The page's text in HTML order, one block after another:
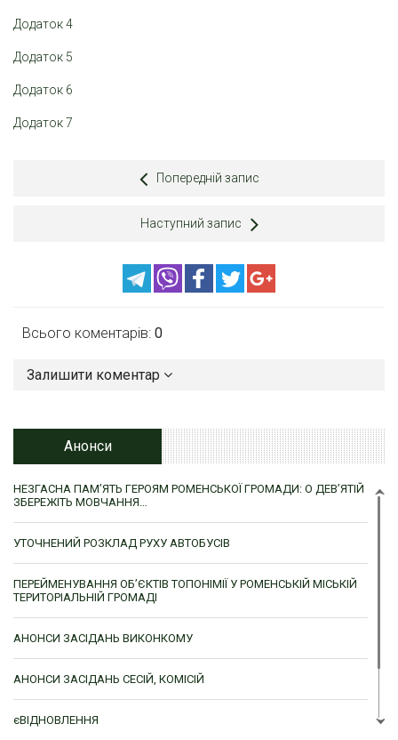
Додаток 4
Додаток 5
Додаток 6
Додаток 7
Попередній запис
Наступний запис
Всього коментарів: 0
Залишити коментар
Анонси
НЕЗГАСНА ПАМ’ЯТЬ ГЕРОЯМ РОМЕНСЬКОЇ ГРОМАДИ: О ДЕВ’ЯТІЙ
ЗБЕРЕЖІТЬ МОВЧАННЯ…
УТОЧНЕНИЙ РОЗКЛАД РУХУ АВТОБУСІВ
ПЕРЕЙМЕНУВАННЯ ОБ’ЄКТІВ ТОПОНІМІЇ У РОМЕНСЬКІЙ МІСЬКІЙ
ТЕРИТОРІАЛЬНІЙ ГРОМАДІ
АНОНСИ ЗАСІДАНЬ ВИКОНКОМУ
АНОНСИ ЗАСІДАНЬ СЕСІЙ, КОМІСІЙ
єВІДНОВЛЕННЯ